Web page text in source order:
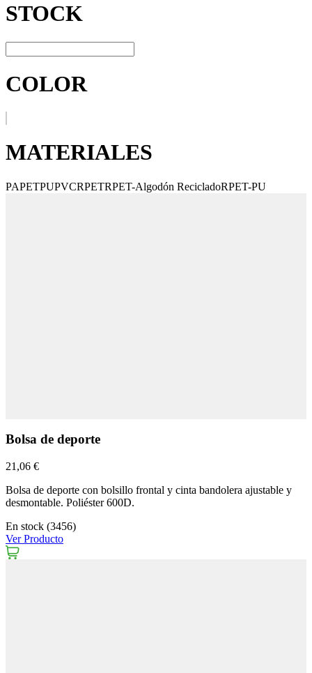
STOCK
COLOR
MATERIALES
PAPETPUPVCRPETRPET-Algodón RecicladoRPET-PU
Bolsa de deporte
21,06 €
Bolsa de deporte con bolsillo frontal y cinta bandolera ajustable y
desmontable. Poliéster 600D.
En stock (3456)
Ver Producto